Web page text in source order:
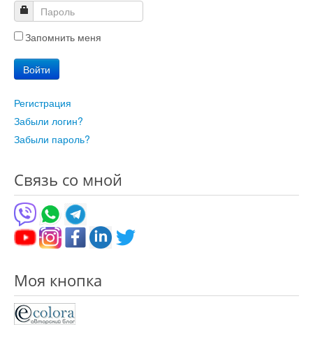
Запомнить меня
Войти
Регистрация
Забыли логин?
Забыли пароль?
Связь со мной
Моя кнопка